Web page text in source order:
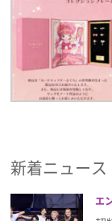
新着ニュース
エ